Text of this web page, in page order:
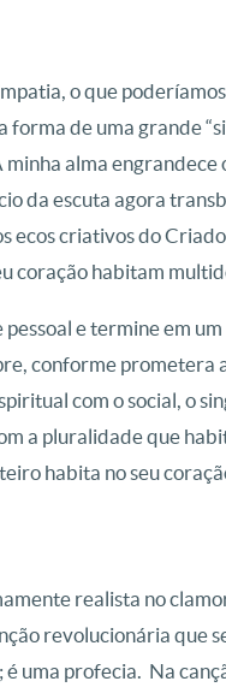
o que
de uma grande
alma engrandece
da escuta agora
ecos criativos do
coração habitam
pessoal e termine em
conforme prometera a
com o social, o
a pluralidade que
habita no seu
realista no
revolucionária que
é uma profecia. Na